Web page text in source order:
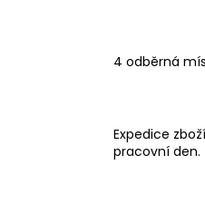
4 odběrná
Expedice
pracovní den.